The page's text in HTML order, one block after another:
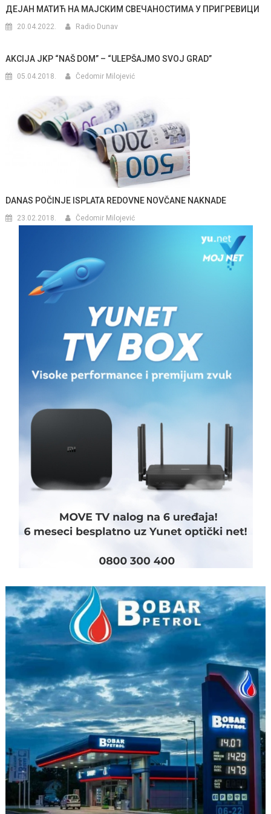
ДЕЈАН МАТИЋ НА МАЈСКИМ СВЕЧАНОСТИМА У ПРИГРЕВИЦИ
20.04.2022. Radio Dunav
AKCIJA JKP “NAŠ DOM” – “ULEPŠAJMO SVOJ GRAD”
05.04.2018. Čedomir Milojević
DANAS POČINJE ISPLATA REDOVNE NOVČANE NAKNADE
23.02.2018. Čedomir Milojević